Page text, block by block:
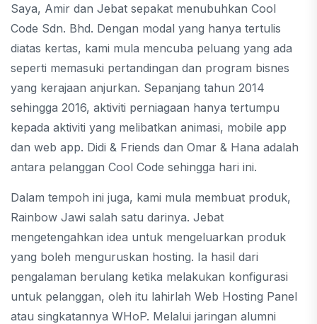
Saya, Amir dan Jebat sepakat menubuhkan Cool
Code Sdn. Bhd. Dengan modal yang hanya tertulis
diatas kertas, kami mula mencuba peluang yang ada
seperti memasuki pertandingan dan program bisnes
yang kerajaan anjurkan. Sepanjang tahun 2014
sehingga 2016, aktiviti perniagaan hanya tertumpu
kepada aktiviti yang melibatkan animasi, mobile app
dan web app. Didi & Friends dan Omar & Hana adalah
antara pelanggan Cool Code sehingga hari ini.
Dalam tempoh ini juga, kami mula membuat produk,
Rainbow Jawi salah satu darinya. Jebat
mengetengahkan idea untuk mengeluarkan produk
yang boleh menguruskan hosting. Ia hasil dari
pengalaman berulang ketika melakukan konfigurasi
untuk pelanggan, oleh itu lahirlah Web Hosting Panel
atau singkatannya WHoP. Melalui jaringan alumni